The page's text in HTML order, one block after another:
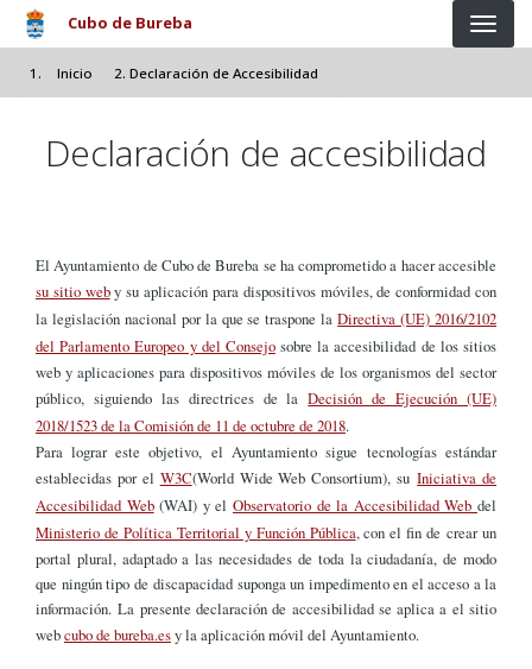
Pasar al contenido principal
Cubo de Bureba
Inicio Declaración de Accesibilidad
Declaración de accesibilidad
El Ayuntamiento de Cubo de Bureba se ha comprometido a hacer accesible
su sitio weby su aplicación para dispositivos móviles, de conformidad con
la legislación nacional por la que se traspone laDirectiva (UE) 2016/2102
del Parlamento Europeo y del Consejosobre la accesibilidad de los sitios
web y aplicaciones para dispositivos móviles de los organismos del sector
público, siguiendo las directrices de laDecisión de Ejecución (UE)
2018/1523 de la Comisión de 11 de octubre de 2018.
Para lograr este objetivo, el Ayuntamiento sigue tecnologías estándar
establecidas por el W3C(World Wide Web Consortium), suIniciativa de
Accesibilidad Web(WAI) y elObservatorio de la Accesibilidad Webdel
Ministerio de Política Territorial y Función Pública, con el fin de crear un
portal plural, adaptado a las necesidades de toda la ciudadanía, de modo
que ningún tipo de discapacidad suponga un impedimento en el acceso a la
información. La presente declaración de accesibilidad se aplica a el sitio
webcubo de bureba.esy la aplicación móvil del Ayuntamiento.